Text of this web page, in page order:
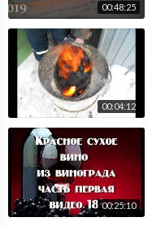
00:48:25
00:04:12
00:25:10